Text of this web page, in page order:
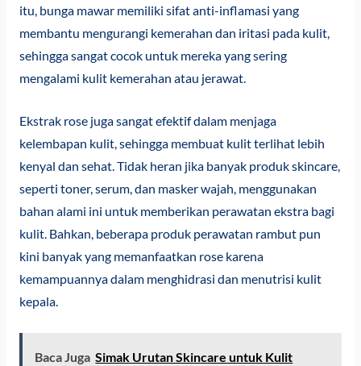
itu, bunga mawar memiliki sifat anti-inflamasi yang
membantu mengurangi kemerahan dan iritasi pada kulit,
sehingga sangat cocok untuk mereka yang sering
mengalami kulit kemerahan atau jerawat.
Ekstrak rose juga sangat efektif dalam menjaga
kelembapan kulit, sehingga membuat kulit terlihat lebih
kenyal dan sehat. Tidak heran jika banyak produk skincare,
seperti toner, serum, dan masker wajah, menggunakan
bahan alami ini untuk memberikan perawatan ekstra bagi
kulit. Bahkan, beberapa produk perawatan rambut pun
kini banyak yang memanfaatkan rose karena
kemampuannya dalam menghidrasi dan menutrisi kulit
kepala.
Baca Juga Simak Urutan Skincare untuk Kulit